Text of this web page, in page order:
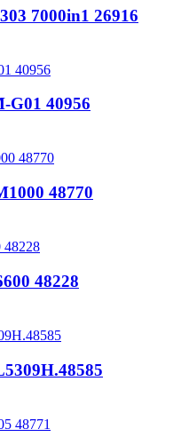
7000in1 26916
G01 40956
48770
48228